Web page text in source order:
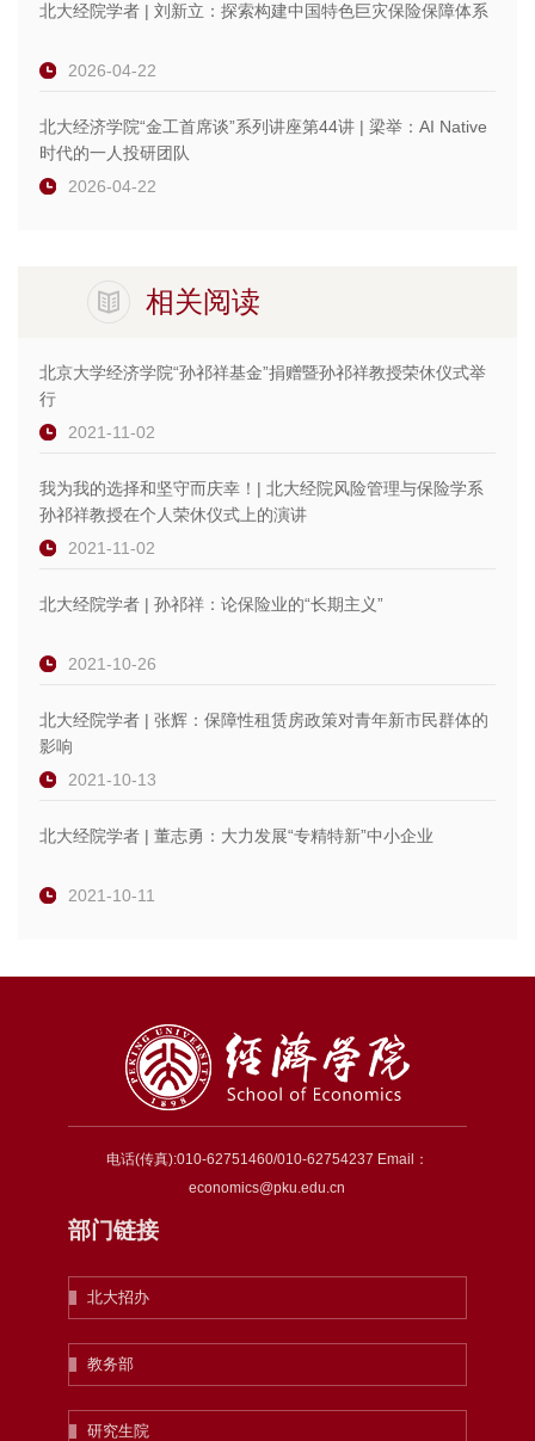
北大经院学者 | 刘新立：探索构建中国特色巨灾保险保障体系
2026-04-22
北大经济学院“金工首席谈”系列讲座第44讲 | 梁举：AI Native
时代的一人投研团队
2026-04-22
相关阅读
北京大学经济学院“孙祁祥基金”捐赠暨孙祁祥教授荣休仪式举
行
2021-11-02
我为我的选择和坚守而庆幸！| 北大经院风险管理与保险学系
孙祁祥教授在个人荣休仪式上的演讲
2021-11-02
北大经院学者 | 孙祁祥：论保险业的“长期主义”
2021-10-26
北大经院学者 | 张辉：保障性租赁房政策对青年新市民群体的
影响
2021-10-13
北大经院学者 | 董志勇：大力发展“专精特新”中小企业
2021-10-11
电话(传真):010-62751460/010-62754237 Email：
economics@pku.edu.cn
部门链接
北大招办
教务部
研究生院